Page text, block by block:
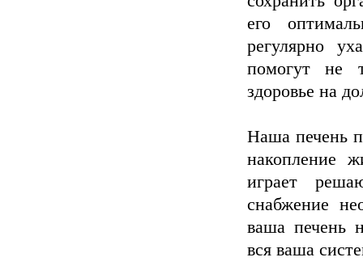
его
регулярно
помогут не
здоровье на
Наша печень
накопление
играет
снабжение
ваша печень
вся ваша